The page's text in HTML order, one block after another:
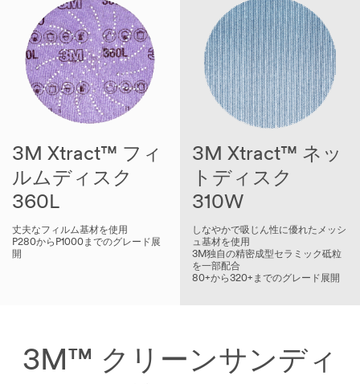
3M Xtract™ フィ
ルムディスク
360L
丈夫なフィルム基材を使用
P280からP1000までのグレード展
開
3M Xtract™ ネッ
ト ディスク
310W
しなやかで吸じん性に優れたメッシ
ュ基材を使用
3M独自の精密成型セラミック砥粒
を一部配合
80+から320+までのグレード展開
3M™ クリーンサンディ